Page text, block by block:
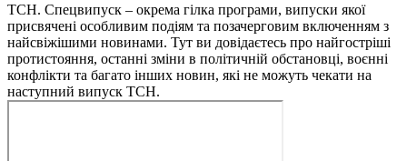
ТСН. Спецвипуск – окрема гілка програми, випуски якої
присвячені особливим подіям та позачерговим включенням з
найсвіжішими новинами. Тут ви довідаєтесь про найгостріші
протистояння, останні зміни в політичній обстановці, воєнні
конфлікти та багато інших новин, які не можуть чекати на
наступний випуск ТСН.